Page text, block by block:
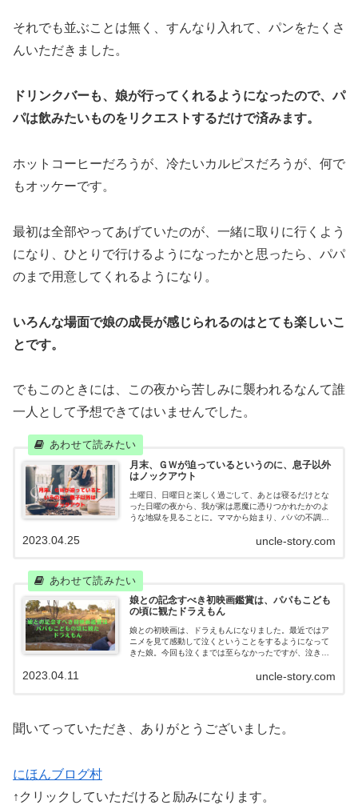
それでも並ぶことは無く、すんなり入れて、パンをたくさ
んいただきました。
ドリンクバーも、娘が行ってくれるようになったので、パ
パは飲みたいものをリクエストするだけで済みます。
ホットコーヒーだろうが、冷たいカルピスだろうが、何で
もオッケーです。
最初は全部やってあげていたのが、一緒に取りに行くよう
になり、ひとりで行けるようになったかと思ったら、パパ
のまで用意してくれるようになり。
いろんな場面で娘の成長が感じられるのはとても楽しいこ
とです。
でもこのときには、この夜から苦しみに襲われるなんて誰
一人として予想できてはいませんでした。
月末、ＧＷが迫っているというのに、息子以外
はノックアウト
土曜日、日曜日と楽しく過ごして、あとは寝るだけとな
った日曜の夜から、我が家は悪魔に憑りつかれたかのよ
うな地獄を見ることに。ママから始まり、パパの不調、
uncle-story.com
2023.04.25
娘との記念すべき初映画鑑賞は、パパもこども
の頃に観たドラえもん
娘との初映画は、ドラえもんになりました。最近ではア
ニメを見て感動して泣くということをするようになって
きた娘。今回も泣くまでは至らなかったですが、泣きそ
uncle-story.com
2023.04.11
聞いてっていただき、ありがとうございました。
にほんブログ村
↑クリックしていただけると励みになります。